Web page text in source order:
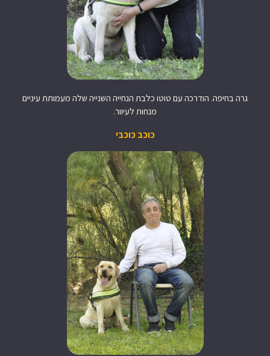
גרה בחיפה. הודרכה עם טוטו כלבת הנחייה השנייה שלה מעמותת עיניים
מנחות לעיוור.
כוכב כוכבי